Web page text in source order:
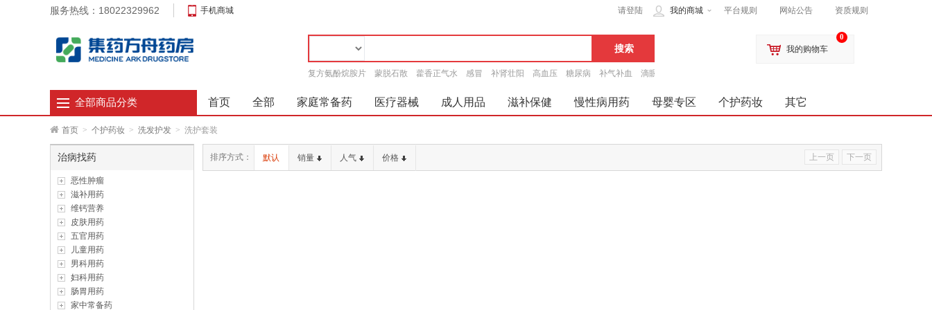
服务热线：18022329962 手机商城 资质规则
网站公告
平台规则
我的商城
请登陆
复方氨酚烷胺片 蒙脱石散 藿香正气水 感冒 补肾壮阳 高血压 糖尿病 补气补血 滴眼液
0
我的购物车
全部商品分类 首页 全部 家庭常备药 医疗器械 成人用品 滋补保健 慢性病用药 母婴专区 个护药妆 其它
首页 > 个护药妆 > 洗发护发 > 洗护套装
治病找药
恶性肿瘤
滋补用药
维钙营养
皮肤用药
五官用药
儿童用药
男科用药
妇科用药
肠胃用药
家中常备药
上一页 下一页
排序方式： 默认 销量 人气 价格